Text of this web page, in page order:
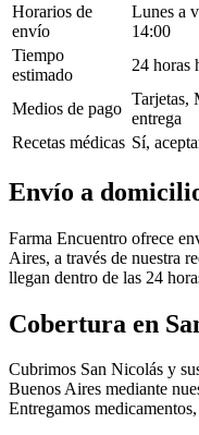
Horarios de
envío
Lunes a
14:00
Tiempo
estimado
24 horas
Medios de pago
Tarjetas,
entrega
Recetas médicas Sí,
Envío a
Farma Encuentro ofrece
Aires, a través de nuestra
llegan dentro de las 24
Cobertura en
Cubrimos San Nicolás y
Buenos Aires mediante
Entregamos